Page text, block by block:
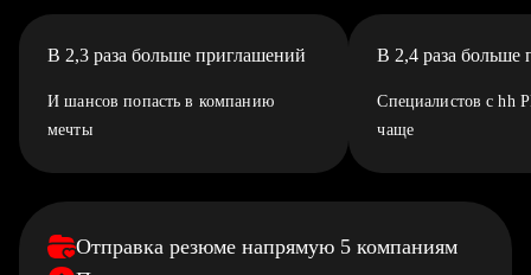
В 2,3 раза больше приглашений
И шансов попасть в компанию
мечты
В 2,4 раза больше
Специалистов с hh
чаще
Отправка резюме напрямую 5 компаниям